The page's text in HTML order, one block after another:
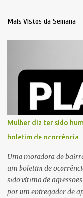
Mais Vistos da Semana
Mulher diz ter sido
boletim de ocorrência
Uma moradora do
um boletim de
sido vítima de
por um entregador de